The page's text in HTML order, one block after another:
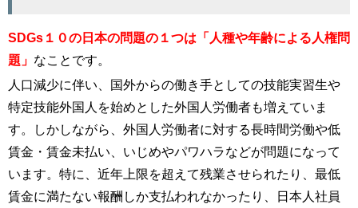
SDGs１０の日本の問題の１つは「人種や年齢による人権問
題」 なことです。
人口減少に伴い、国外からの働き手としての技能実習生や
特定技能外国人を始めとした外国人労働者も増えていま
す。しかしながら、外国人労働者に対する長時間労働や低
賃金・賃金未払い、いじめやパワハラなどが問題になって
います。特に、近年上限を超えて残業させられたり、最低
賃金に満たない報酬しか支払われなかったり、日本人社員